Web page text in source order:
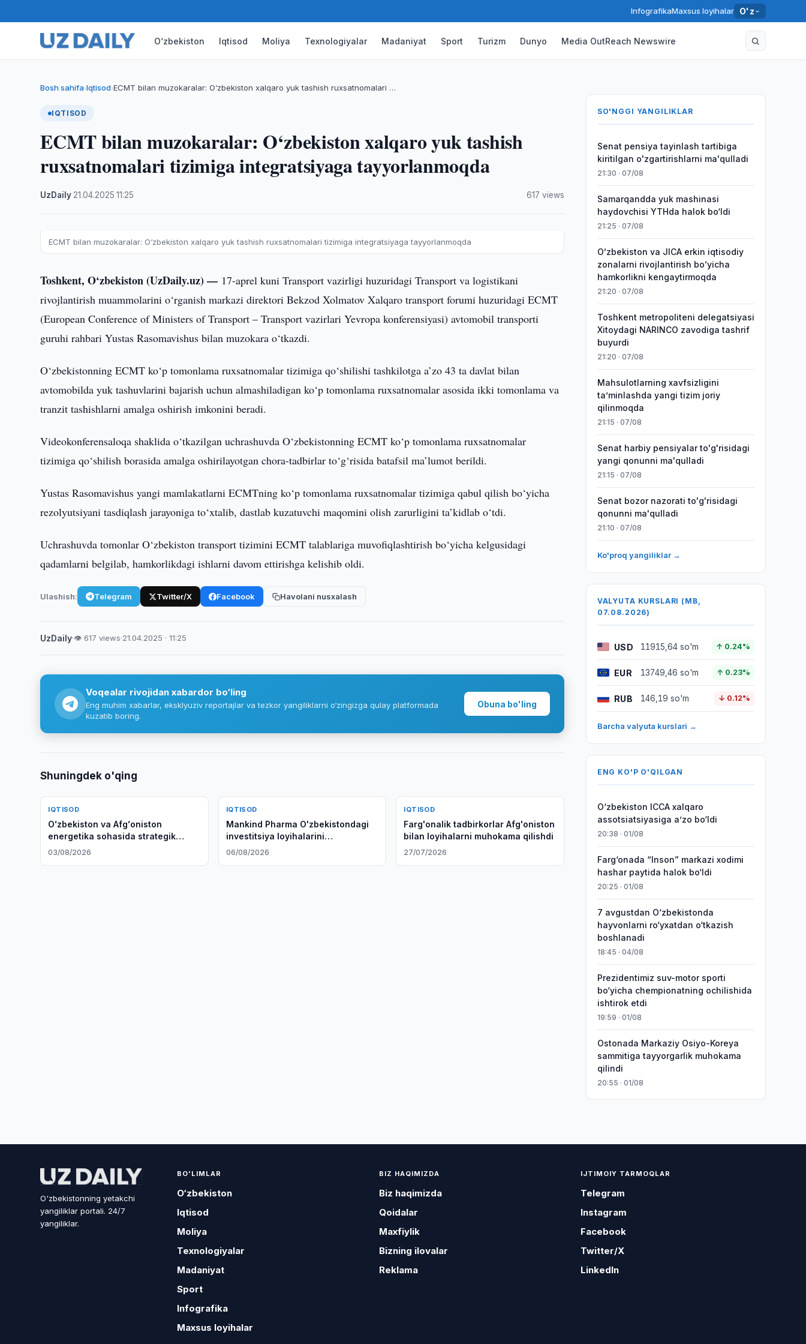
InfografikaMaxsus loyihalar O'z
O‘zbekiston Iqtisod Moliya Texnologiyalar Madaniyat Sport Turizm Dunyo Media OutReach Newswire
Bosh sahifa›Iqtisod›ECMT bilan muzokaralar: O‘zbekiston xalqaro yuk tashish ruxsatnomalari …
IQTISOD
ECMT bilan muzokaralar: O‘zbekiston xalqaro yuk tashish
ruxsatnomalari tizimiga integratsiyaga tayyorlanmoqda
UzDaily 21.04.2025 ·11:25 617 views
ECMT bilan muzokaralar: O‘zbekiston xalqaro yuk tashish ruxsatnomalari tizimiga integratsiyaga tayyorlanmoqda
Toshkent, O‘zbekiston (UzDaily.uz) — 17-aprel kuni Transport vazirligi huzuridagi Transport va logistikani
rivojlantirish muammolarini o‘rganish markazi direktori Bekzod Xolmatov Xalqaro transport forumi huzuridagi ECMT
(European Conference of Ministers of Transport – Transport vazirlari Yevropa konferensiyasi) avtomobil transporti
guruhi rahbari Yustas Rasomavishus bilan muzokara o‘tkazdi.
O‘zbekistonning ECMT ko‘p tomonlama ruxsatnomalar tizimiga qo‘shilishi tashkilotga a’zo 43 ta davlat bilan
avtomobilda yuk tashuvlarini bajarish uchun almashiladigan ko‘p tomonlama ruxsatnomalar asosida ikki tomonlama va
tranzit tashishlarni amalga oshirish imkonini beradi.
Videokonferensaloqa shaklida o‘tkazilgan uchrashuvda O‘zbekistonning ECMT ko‘p tomonlama ruxsatnomalar
tizimiga qo‘shilish borasida amalga oshirilayotgan chora-tadbirlar to‘g‘risida batafsil ma’lumot berildi.
Yustas Rasomavishus yangi mamlakatlarni ECMTning ko‘p tomonlama ruxsatnomalar tizimiga qabul qilish bo‘yicha
rezolyutsiyani tasdiqlash jarayoniga to‘xtalib, dastlab kuzatuvchi maqomini olish zarurligini ta’kidlab o‘tdi.
Uchrashuvda tomonlar O‘zbekiston transport tizimini ECMT talablariga muvofiqlashtirish bo‘yicha kelgusidagi
qadamlarni belgilab, hamkorlikdagi ishlarni davom ettirishga kelishib oldi.
Ulashish: Telegram Twitter/X Facebook Havolani nusxalash
UzDaily·👁 617 views·21.04.2025 · 11:25
Voqealar rivojidan xabardor bo‘ling
Eng muhim xabarlar, eksklyuziv reportajlar va tezkor yangiliklarni o‘zingizga qulay platformada
kuzatib boring.
Obuna bo'ling
Shuningdek o'qing
IQTISOD
Oʻzbekiston va Afgʻoniston
energetika sohasida strategik
hamkorlikni kengaytirishga kelishib
03/08/2026
IQTISOD
Mankind Pharma O'zbekistondagi
investitsiya loyihalarini
o'rganmoqda
06/08/2026
IQTISOD
Farg'onalik tadbirkorlar Afg'oniston
bilan loyihalarni muhokama qilishdi
27/07/2026
SO'NGGI YANGILIKLAR
Senat pensiya tayinlash tartibiga
kiritilgan o'zgartirishlarni ma'qulladi
21:30 · 07/08
Samarqandda yuk mashinasi
haydovchisi YTHda halok bo‘ldi
21:25 · 07/08
Oʻzbekiston va JICA erkin iqtisodiy
zonalarni rivojlantirish boʻyicha
hamkorlikni kengaytirmoqda
21:20 · 07/08
Toshkent metropoliteni delegatsiyasi
Xitoydagi NARINCO zavodiga tashrif
buyurdi
21:20 · 07/08
Mahsulotlarning xavfsizligini
taʼminlashda yangi tizim joriy
qilinmoqda
21:15 · 07/08
Senat harbiy pensiyalar to'g'risidagi
yangi qonunni ma'qulladi
21:15 · 07/08
Senat bozor nazorati to'g'risidagi
qonunni ma'qulladi
21:10 · 07/08
Ko'proq yangiliklar →
VALYUTA KURSLARI (MB,
07.08.2026)
USD 11915,64 so'm ↑ 0.24%
EUR 13749,46 so'm ↑ 0.23%
RUB 146,19 so'm ↓ 0.12%
Barcha valyuta kurslari →
ENG KO'P O'QILGAN
O‘zbekiston ICCA xalqaro
assotsiatsiyasiga aʼzo bo‘ldi
20:38 · 01/08
Farg‘onada “Inson” markazi xodimi
hashar paytida halok bo‘ldi
20:25 · 01/08
7 avgustdan O‘zbekistonda
hayvonlarni ro‘yxatdan o‘tkazish
boshlanadi
18:45 · 04/08
Prezidentimiz suv-motor sporti
bo‘yicha chempionatning ochilishida
ishtirok etdi
19:59 · 01/08
Ostonada Markaziy Osiyo-Koreya
sammitiga tayyorgarlik muhokama
qilindi
20:55 · 01/08
O'zbekistonning yetakchi
yangiliklar portali. 24/7
yangiliklar.
BO'LIMLAR
O‘zbekiston
Iqtisod
Moliya
Texnologiyalar
Madaniyat
Sport
Infografika
Maxsus loyihalar
BIZ HAQIMIZDA
Biz haqimizda
Qoidalar
Maxfiylik
Bizning ilovalar
Reklama
IJTIMOIY TARMOQLAR
Telegram
Instagram
Facebook
Twitter/X
LinkedIn